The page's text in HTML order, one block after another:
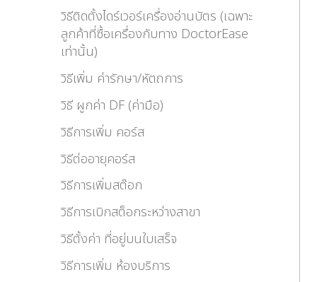
วิธีติดตั้งไดร์เวอร์เครื่องอ่านบัตร (เฉพาะ
ลูกค้าที่ซื้อเครื่องกับทาง DoctorEase
เท่านั้น)
วิธีเพิ่ม ค่ารักษา/หัตถการ
วิธี ผูกค่า DF (ค่ามือ)
วิธีการเพิ่ม คอร์ส
วิธีต่ออายุคอร์ส
วิธีการเพิ่มสต๊อก
วิธีการเบิกสต็อกระหว่างสาขา
วิธีตั้งค่า ที่อยู่บนใบเสร็จ
วิธีการเพิ่ม ห้องบริการ